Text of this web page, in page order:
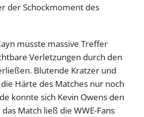
der Schockmoment des
musste massive Treffer
Verletzungen durch den
Blutende Kratzer und
Härte des Matches nur noch
konnte sich Kevin Owens den
Match ließ die WWE-Fans